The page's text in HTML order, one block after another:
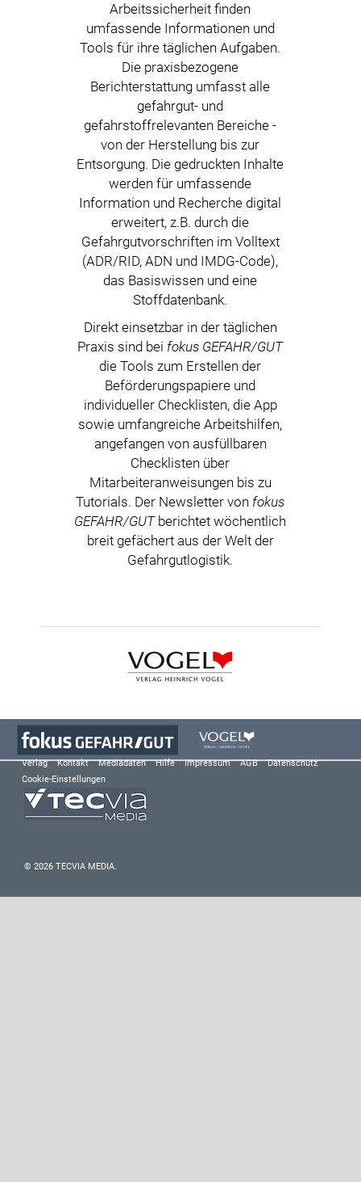
Arbeitssicherheit finden
umfassende Informationen und
Tools für ihre täglichen Aufgaben.
Die praxisbezogene
Berichterstattung umfasst alle
gefahrgut- und
gefahrstoffrelevanten Bereiche -
von der Herstellung bis zur
Entsorgung. Die gedruckten Inhalte
werden für umfassende
Information und Recherche digital
erweitert, z.B. durch die
Gefahrgutvorschriften im Volltext
(ADR/RID, ADN und IMDG-Code),
das Basiswissen und eine
Stoffdatenbank.
Direkt einsetzbar in der täglichen
Praxis sind bei fokus GEFAHR/GUT
die Tools zum Erstellen der
Beförderungspapiere und
individueller Checklisten, die App
sowie umfangreiche Arbeitshilfen,
angefangen von ausfüllbaren
Checklisten über
Mitarbeiteranweisungen bis zu
Tutorials. Der Newsletter von fokus
GEFAHR/GUTberichtet wöchentlich
breit gefächert aus der Welt der
Gefahrgutlogistik.
Verlag Kontakt Mediadaten Hilfe Impressum AGB
Datenschutz
Cookie-Einstellungen
© 2026 TECVIA MEDIA.